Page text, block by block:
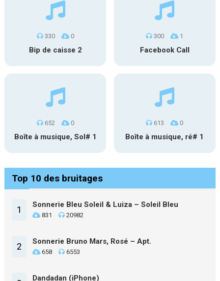
330 0
Bip de caisse 2
300 1
Facebook Call
652 0
Boîte à musique, Sol# 1
613 0
Boîte à musique, ré# 1
Top 10 des bruitages
1 Sonnerie Bleu Soleil & Luiza – Soleil Bleu
831 20982
2 Sonnerie Bruno Mars, Rosé – Apt.
658 6553
Dandadan (iPhone)